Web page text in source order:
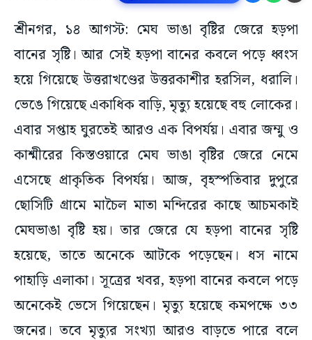
শ্রীনগর, ১৪ আগস্ট: মেঘ ভাঙা বৃষ্টির জেরে হড়পা
বানের সৃষ্টি। আর সেই হড়পা বানের কবলে পড়ে ধ্বংস
হয়ে গিয়েছে উত্তরাখণ্ডের উত্তরকাশীর হরসিল, ধরালি।
ভেঙে গিয়েছে একাধিক বাড়ি, মৃত্যু হয়েছে বহু লোকের।
এবার সপ্তাহ ঘুরতেই আরও এক বিপর্যয়। এবার জম্মু ও
কাশ্মীরের কিস্তওয়ারে মেঘ ভাঙা বৃষ্টির জেরে নেমে
এসেছে প্রাকৃতিক বিপর্যয়। আজ, বৃহস্পতিবার দুপুরে
ছোসিটি গ্রামে মাচৈল মাতা মন্দিরের কাছে আচমকাই
মেঘভাঙা বৃষ্টি হয়। তার জেরে যে হড়পা বানের সৃষ্টি
হয়েছে, তাতে অনেকে আটকে পড়েছেন। ধস নামে
পাহাড়ি এলাকা। সূত্রের খবর, হড়পা বানের কবলে পড়ে
অনেকেই ভেসে গিয়েছেন। মৃত্যু হয়েছে কমপক্ষে ৩৩
জনের। তবে মৃত্যুর সংখ্যা আরও বাড়তে পারে বলে